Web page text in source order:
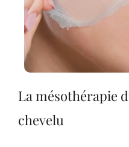
La mésothérapie
chevelu